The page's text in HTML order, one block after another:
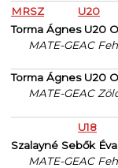
MRSZ
U20
Torma Ágnes U20
MATE-GEAC
Torma Ágnes U20
MATE-GEAC
U18
Szalayné Sebők
MATE-GEAC